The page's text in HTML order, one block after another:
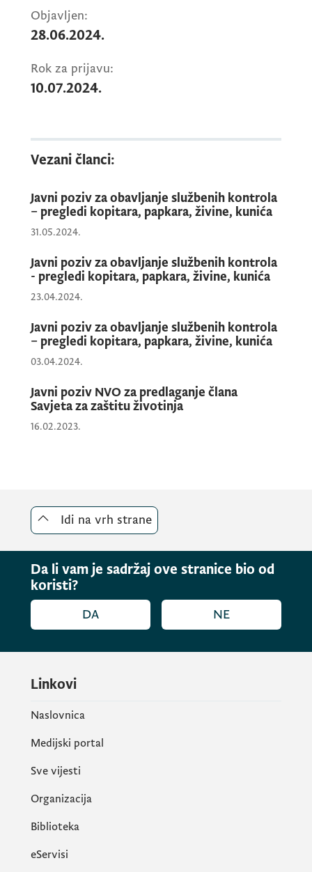
Objavljen:
28.06.2024.
Rok za prijavu:
10.07.2024.
Vezani članci:
Javni poziv za obavljanje službenih kontrola
– pregledi kopitara, papkara, živine, kunića
31.05.2024.
Javni poziv za obavljanje službenih kontrola
- pregledi kopitara, papkara, živine, kunića
23.04.2024.
Javni poziv za obavljanje službenih kontrola
– pregledi kopitara, papkara, živine, kunića
03.04.2024.
Javni poziv NVO za predlaganje člana
Savjeta za zaštitu životinja
16.02.2023.
Idi na vrh strane
Da li vam je sadržaj ove stranice bio od
koristi?
DA NE
Linkovi
Naslovnica
Medijski portal
Sve vijesti
Organizacija
Biblioteka
eServisi